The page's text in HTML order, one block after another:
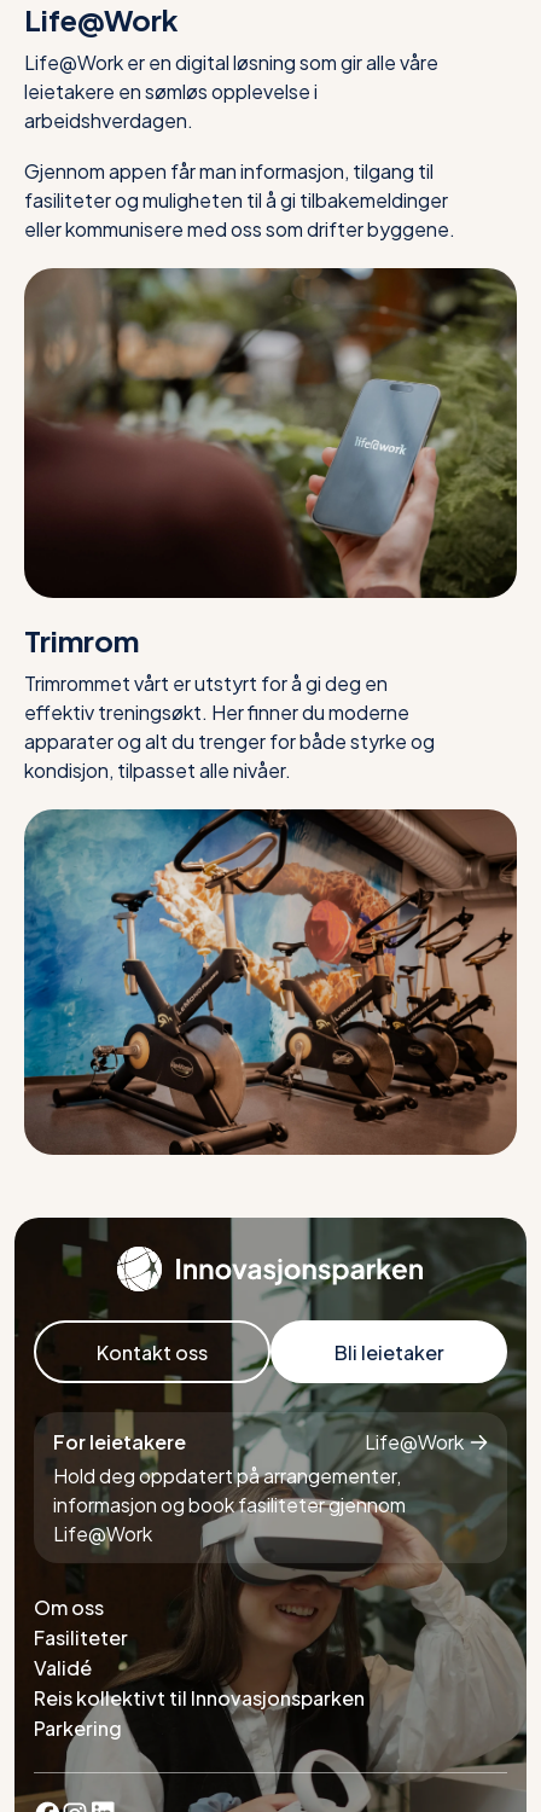
Life@Work
Life@Work er en digital løsning som gir alle våre
leietakere en sømløs opplevelse i
arbeidshverdagen.
Gjennom appen får man informasjon, tilgang til
fasiliteter og muligheten til å gi tilbakemeldinger
eller kommunisere med oss som drifter byggene.
Trimrom
Trimrommet vårt er utstyrt for å gi deg en
effektiv treningsøkt. Her finner du moderne
apparater og alt du trenger for både styrke og
kondisjon, tilpasset alle nivåer.
Kontakt oss Bli leietaker
Om oss
Fasiliteter
Validé
Reis kollektivt til Innovasjonsparken
Parkering
For leietakere
Life@Work
Hold deg oppdatert på arrangementer,
informasjon og book fasiliteter gjennom
Life@Work